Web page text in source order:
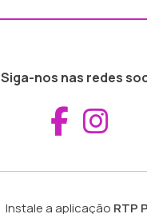
Siga-nos nas redes
Instale a aplicação RTP